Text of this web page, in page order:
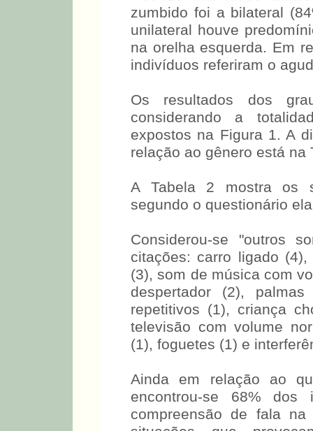
zumbido foi a bilateral
unilateral houve
na orelha esquerda. Em
indivíduos referiram o
Os resultados dos
considerando a
expostos na Figura 1. A
relação ao gênero está na
A Tabela 2 mostra os
segundo o questionário
Considerou-se "outros
citações: carro ligado
(3), som de música com
despertador (2),
repetitivos (1), criança
televisão com volume
(1), foguetes (1) e
Ainda em relação ao
encontrou-se 68% dos
compreensão de fala